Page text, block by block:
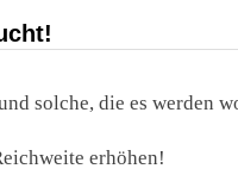
solche, die es werden
erhöhen!